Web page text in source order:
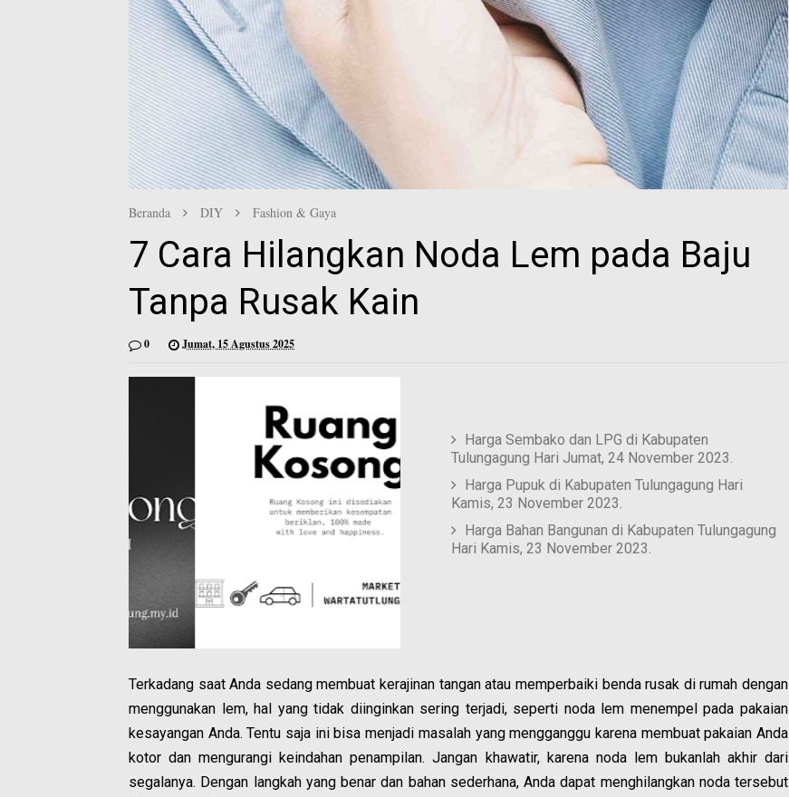
Beranda DIY Fashion & Gaya
7 Cara Hilangkan Noda Lem pada Baju
Tanpa Rusak Kain
0 Jumat, 15 Agustus 2025
Harga Sembako dan LPG di Kabupaten
Tulungagung Hari Jumat, 24 November 2023.
Harga Pupuk di Kabupaten Tulungagung Hari
Kamis, 23 November 2023.
Harga Bahan Bangunan di Kabupaten Tulungagung
Hari Kamis, 23 November 2023.
Terkadang saat Anda sedang membuat kerajinan tangan atau memperbaiki benda rusak di rumah dengan
menggunakan lem, hal yang tidak diinginkan sering terjadi, seperti noda lem menempel pada pakaian
kesayangan Anda. Tentu saja ini bisa menjadi masalah yang mengganggu karena membuat pakaian Anda
kotor dan mengurangi keindahan penampilan. Jangan khawatir, karena noda lem bukanlah akhir dari
segalanya. Dengan langkah yang benar dan bahan sederhana, Anda dapat menghilangkan noda tersebut